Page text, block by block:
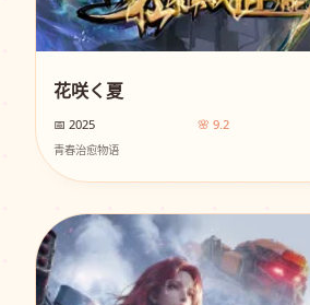
花咲く夏
📅 2025 🌸 9.2
青春治愈物语